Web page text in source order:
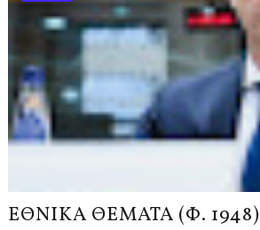
ΕΘΝΙΚΑ ΘΕΜΑΤΑ (Φ. 1948)